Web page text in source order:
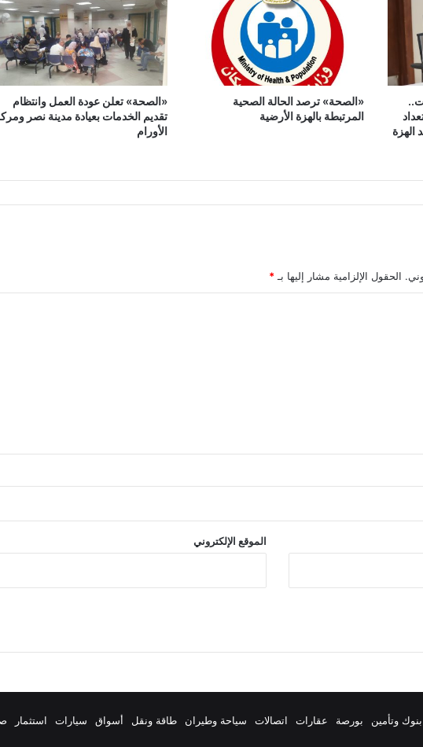
ساعة بعد الهزة
«الصحة» ترصد الحالة الصحية
المرتبطة بالهزة الأرضية
‎«الصحة» تعلن عودة العمل وانتظام
تقديم الخدمات بعيادة مدينة نصر
الأورام
الحقول الإلزامية مشار إليها بـ *
الموقع الإلكتروني
بنوك وتأمين بورصة عقارات اتصالات سياحة وطيران طاقة ونقل أسواق سيارات استثمار